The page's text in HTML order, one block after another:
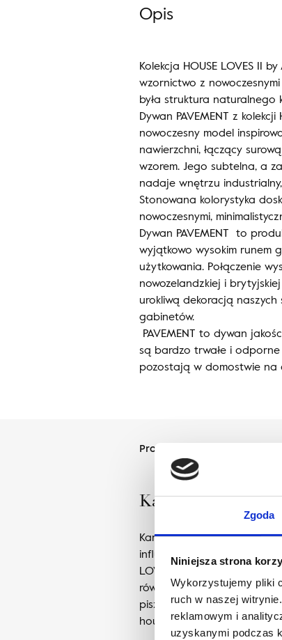
Zgoda
Niniejsza strona
Wykorzystujemy pliki
ruch w naszej
reklamowym i
uzyskanymi podczas
Opis
Kolekcja HOUSE LOVES II
wzornictwo z
była struktura naturalnego
Dywan PAVEMENT z
nowoczesny model
nawierzchni, łączący
wzorem. Jego subtelna, a
nadaje wnętrzu
Stonowana kolorystyka
nowoczesnymi,
Dywan PAVEMENT to
wyjątkowo wysokim runem
użytkowania. Połączenie
nowozelandzkiej i
urokliwą dekoracją naszych
gabinetów.
PAVEMENT to dywan
są bardzo trwałe i
pozostają w domostwie na
Projektant
Karolina
Karolina Zagrodzka –
influencerka. Prowadzi
LOVES, szkolenia dla
również własne produkty
pisze jeden z największych
houseloves.com.